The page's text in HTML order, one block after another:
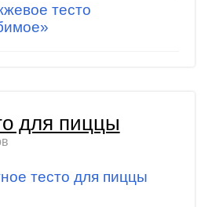
тесто
для пиццы
тесто для пиццы